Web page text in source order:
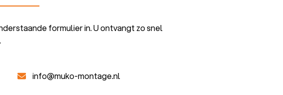
formulier in. U ontvangt zo snel
info@muko-montage.nl